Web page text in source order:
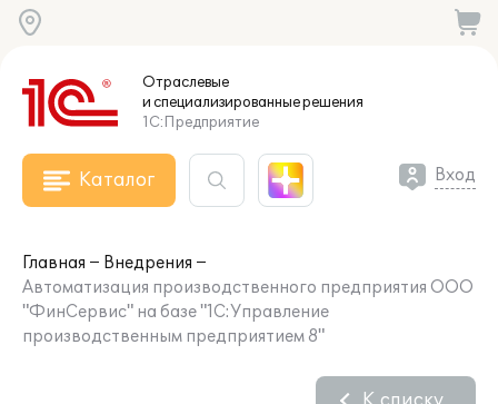
Отраслевые
и специализированныерешения
1С:Предприятие
Каталог Вход
Главная
Внедрения
Автоматизация производственного предприятия ООО
"ФинСервис" на базе "1С:Управление
производственным предприятием 8"